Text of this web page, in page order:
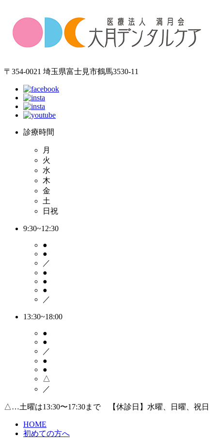
〒354-0021 埼玉県富士見市鶴馬3530-11
診療時間
月
火
水
木
金
土
日祝
9:30~12:30
●
●
／
●
●
●
／
13:30~18:00
●
●
／
●
●
△
／
△…土曜は13:30〜17:30まで 【休診日】水曜、日曜、祝日
HOME
初めての方へ